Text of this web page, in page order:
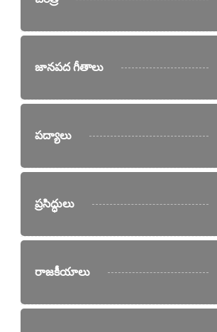
జానపద గీతాలు
పద్యాలు
ప్రసిద్ధులు
రాజకీయాలు